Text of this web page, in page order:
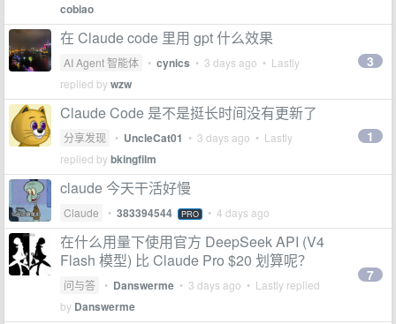
cobiao
在 Claude code 里用 gpt 什么效果
AI Agent 智能体 • cynics • 3 days ago • Lastly
replied bywzw
3
Claude Code 是不是挺长时间没有更新了
分享发现 • UncleCat01 • 3 days ago • Lastly
replied bybkingfilm
1
claude 今天干活好慢
Claude • 383394544 PRO • 4 days ago
在什么用量下使用官方 DeepSeek API (V4
Flash 模型) 比 Claude Pro $20 划算呢？
问与答 • Danswerme • 3 days ago • Lastly replied
by Danswerme
7